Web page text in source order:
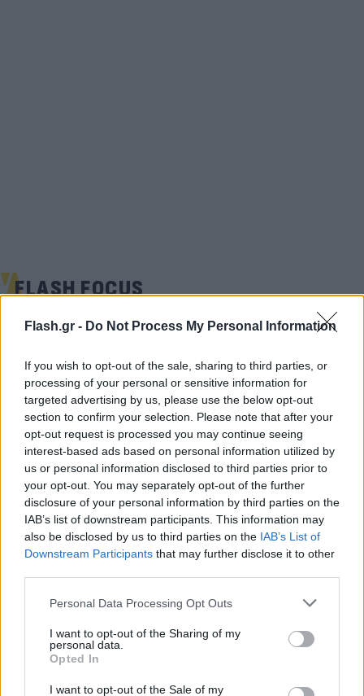
Flash.gr - Do Not Process My Personal Information
If you wish to opt-out of the sale, sharing to third parties, or
processing of your personal or sensitive information for
targeted advertising by us, please use the below opt-out
section to confirm your selection. Please note that after your
opt-out request is processed you may continue seeing
interest-based ads based on personal information utilized by
us or personal information disclosed to third parties prior to
your opt-out. You may separately opt-out of the further
disclosure of your personal information by third parties on the
IAB’s list of downstream participants. This information may
also be disclosed by us to third parties on the IAB’s List of
Downstream Participants that may further disclose it to other
Please note that this website/app uses one or more Google
not limited to your visit or usage behaviour. You may click to
grant or deny consent to Google and its third-party tags to
use your data for below specified purposes in below Google
consent section.
Personal Data Processing Opt Outs
I want to opt-out of the Sharing of my
personal data.
Opted In
I want to opt-out of the Sale of my
FLASH FOCUS